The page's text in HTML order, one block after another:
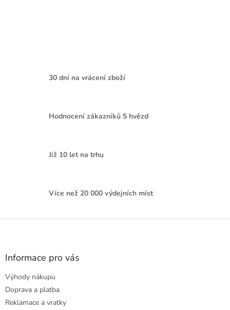
30 dní na vrácení zboží
Hodnocení zákazníků 5 hvězd
Již 10 let na trhu
Více než 20 000 výdejních míst
Z
Informace pro vás
Výhody nákupu
Doprava a platba
Reklamace a vratky